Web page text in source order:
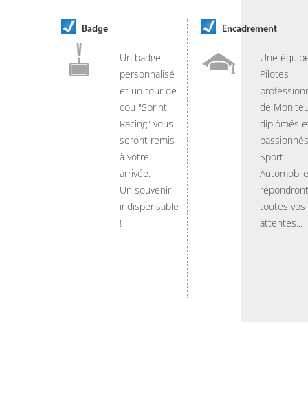
Badge
Un badge
personnalisé
et un tour de
cou "Sprint
Racing" vous
seront remis
à votre
arrivée.
Un souvenir
indispensable
!
Encadrement
Une
Pilotes
de
diplômés
Sport
Automobile
toutes vos
attentes...